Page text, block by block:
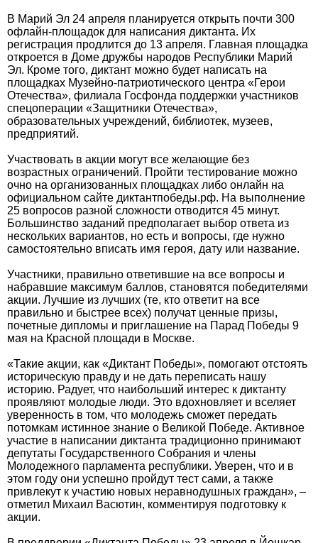
В Марий Эл 24 апреля планируется открыть почти 300
офлайн-площадок для написания диктанта. Их
регистрация продлится до 13 апреля. Главная площадка
откроется в Доме дружбы народов Республики Марий
Эл. Кроме того, диктант можно будет написать на
площадках Музейно-патриотического центра «Герои
Отечества», филиала Госфонда поддержки участников
спецоперации «Защитники Отечества»,
образовательных учреждений, библиотек, музеев,
предприятий.
Участвовать в акции могут все желающие без
возрастных ограничений. Пройти тестирование можно
очно на организованных площадках либо онлайн на
официальном сайте диктантпобеды.рф. На выполнение
25 вопросов разной сложности отводится 45 минут.
Большинство заданий предполагает выбор ответа из
нескольких вариантов, но есть и вопросы, где нужно
самостоятельно вписать имя героя, дату или название.
Участники, правильно ответившие на все вопросы и
набравшие максимум баллов, становятся победителями
акции. Лучшие из лучших (те, кто ответит на все
правильно и быстрее всех) получат ценные призы,
почетные дипломы и приглашение на Парад Победы 9
мая на Красной площади в Москве.
«Такие акции, как «Диктант Победы», помогают отстоять
историческую правду и не дать переписать нашу
историю. Радует, что наибольший интерес к диктанту
проявляют молодые люди. Это вдохновляет и вселяет
уверенность в том, что молодежь сможет передать
потомкам истинное знание о Великой Победе. Активное
участие в написании диктанта традиционно принимают
депутаты Государственного Собрания и члены
Молодежного парламента республики. Уверен, что и в
этом году они успешно пройдут тест сами, а также
привлекут к участию новых неравнодушных граждан», –
отметил Михаил Васютин, комментируя подготовку к
акции.